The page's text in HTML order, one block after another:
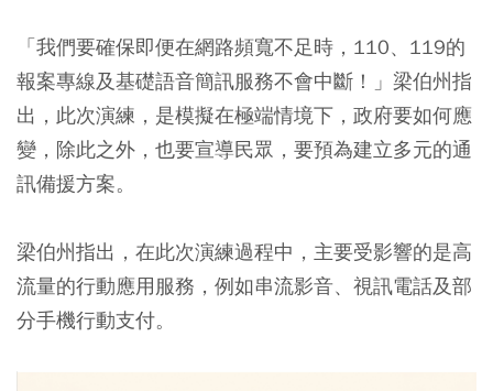
「我們要確保即便在網路頻寬不足時，110、119的
報案專線及基礎語音簡訊服務不會中斷！」梁伯州指
出，此次演練，是模擬在極端情境下，政府要如何應
變，除此之外，也要宣導民眾，要預為建立多元的通
訊備援方案。
梁伯州指出，在此次演練過程中，主要受影響的是高
流量的行動應用服務，例如串流影音、視訊電話及部
分手機行動支付。